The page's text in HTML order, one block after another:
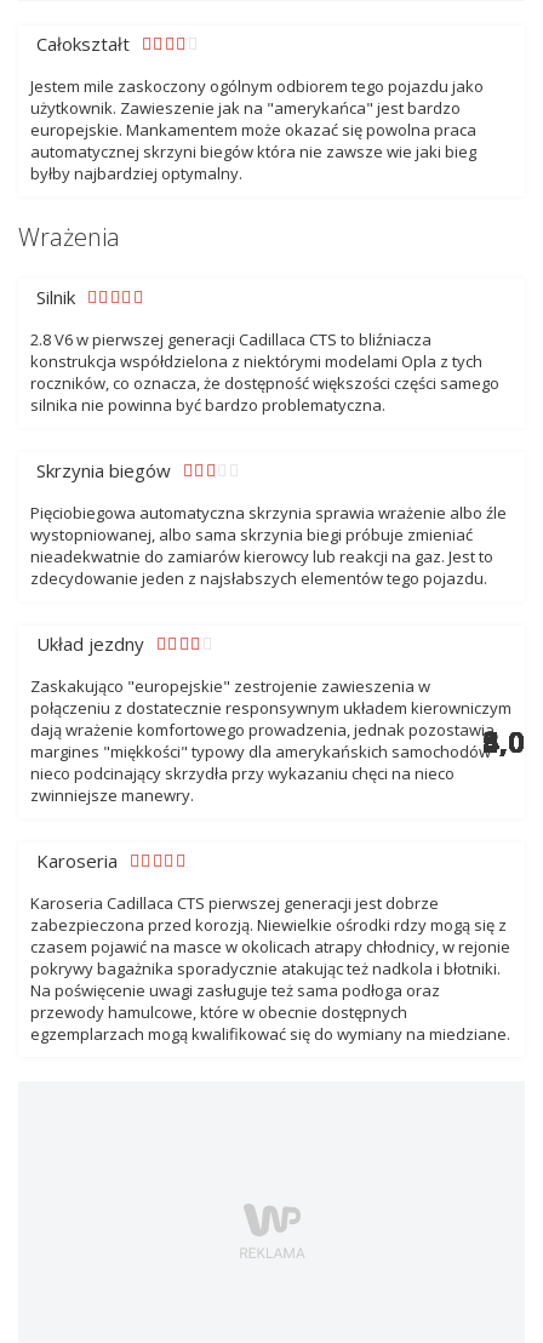
4,0
Całokształt
Jestem mile zaskoczony ogólnym odbiorem tego pojazdu jako
użytkownik. Zawieszenie jak na "amerykańca" jest bardzo
europejskie. Mankamentem może okazać się powolna praca
automatycznej skrzyni biegów która nie zawsze wie jaki bieg
byłby najbardziej optymalny.
Wrażenia
5,0
Silnik
2.8 V6 w pierwszej generacji Cadillaca CTS to bliźniacza
konstrukcja współdzielona z niektórymi modelami Opla z tych
roczników, co oznacza, że dostępność większości części samego
silnika nie powinna być bardzo problematyczna.
3,0
Skrzynia biegów
Pięciobiegowa automatyczna skrzynia sprawia wrażenie albo źle
wystopniowanej, albo sama skrzynia biegi próbuje zmieniać
nieadekwatnie do zamiarów kierowcy lub reakcji na gaz. Jest to
zdecydowanie jeden z najsłabszych elementów tego pojazdu.
4,0
Układ jezdny
Zaskakująco "europejskie" zestrojenie zawieszenia w
połączeniu z dostatecznie responsywnym układem kierowniczym
dają wrażenie komfortowego prowadzenia, jednak pozostawia
margines "miękkości" typowy dla amerykańskich samochodów
nieco podcinający skrzydła przy wykazaniu chęci na nieco
zwinniejsze manewry.
5,0
Karoseria
Karoseria Cadillaca CTS pierwszej generacji jest dobrze
zabezpieczona przed korozją. Niewielkie ośrodki rdzy mogą się z
czasem pojawić na masce w okolicach atrapy chłodnicy, w rejonie
pokrywy bagażnika sporadycznie atakując też nadkola i błotniki.
Na poświęcenie uwagi zasługuje też sama podłoga oraz
przewody hamulcowe, które w obecnie dostępnych
egzemplarzach mogą kwalifikować się do wymiany na miedziane.
4,0
4,0
4,0
4,0
4,0
4,0
5,0
5,0
5,0